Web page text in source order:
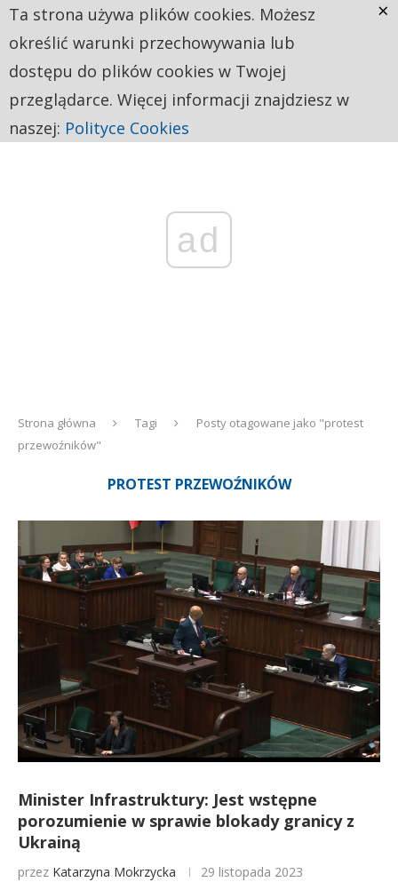
ad
Strona główna Tagi
Posty otagowane jako "protest
przewoźników"
PROTEST PRZEWOŹNIKÓW
Minister Infrastruktury: Jest wstępne
porozumienie w sprawie blokady granicy z
Ukrainą
przez Katarzyna Mokrzycka 29 listopada 2023
Ta strona używa plików cookies. Możesz
określić warunki przechowywania lub
dostępu do plików cookies w Twojej
przeglądarce. Więcej informacji znajdziesz w
naszej: Polityce Cookies
×